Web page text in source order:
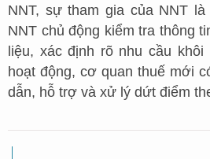
NNT, sự tham gia của NNT
NNT chủ động kiểm tra thông
liệu, xác định rõ nhu cầu
hoạt động, cơ quan thuế mới
dẫn, hỗ trợ và xử lý dứt điểm